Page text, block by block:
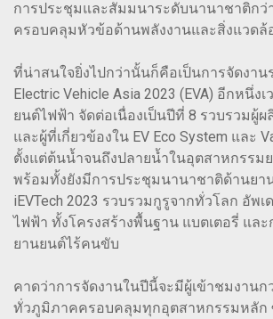
การประชุมและสัมมนาระดับนานาชาติกว่
ครอบคลุมหัวข้อด้านพลังงานและสิ่งแวด
ที่น่าสนใจยิ่งไปกว่านั้นก็คือเป็นการจัดงาน
Electric Vehicle Asia 2023 (EVA) อีกหนึ่
ยนต์ไฟฟ้า จัดต่อเนื่องเป็นปีที่ 8 รวบรวมผู้ผ
และผู้ที่เกี่ยวข้องใน EV Eco System และ
ตั้งแต่ต้นน้ำจนถึงปลายน้ำในอุตสาหกรรม
พร้อมทั้งยังมีการประชุมนานาชาติด้านยา
iEVTech 2023 รวบรวมกูรูจากทั่วโลก อัพ
ไฟฟ้า ทั้งโครงสร้างพื้นฐาน แบตเตอรี่ และ
ยานยนต์ไร้คนขับ
คาดว่าการจัดงานในปีนี้จะมีผู้เข้าชมงานก
ทั่วภูมิภาคครอบคลุมทุกอุตสาหกรรมหลัก